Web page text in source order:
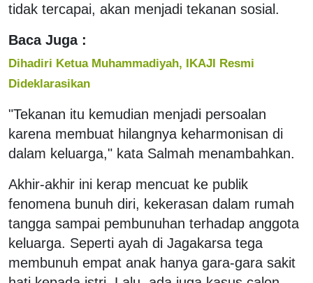
tidak tercapai, akan menjadi tekanan sosial.
Baca Juga :
Dihadiri Ketua Muhammadiyah, IKAJI Resmi
Dideklarasikan
"Tekanan itu kemudian menjadi persoalan
karena membuat hilangnya keharmonisan di
dalam keluarga," kata Salmah menambahkan.
Akhir-akhir ini kerap mencuat ke publik
fenomena bunuh diri, kekerasan dalam rumah
tangga sampai pembunuhan terhadap anggota
keluarga. Seperti ayah di Jagakarsa tega
membunuh empat anak hanya gara-gara sakit